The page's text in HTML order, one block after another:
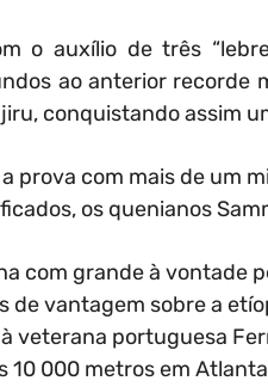
o auxílio de três
ao anterior recorde
conquistando assim
prova com mais de um
os quenianos
com grande à vontade
de vantagem sobre a
veterana portuguesa
10 000 metros em